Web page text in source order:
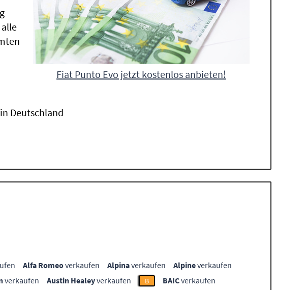
Fiat Punto Evo jetzt kostenlos anbieten!
Deutschland
Alfa Romeoverkaufen Alpinaverkaufen Alpineverkaufen
verkaufen Austin Healeyverkaufen B BAICverkaufen